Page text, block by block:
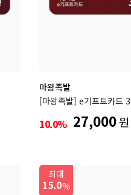
마왕족발
[마왕족발] e기프트카드
10.0% 27,000원
최대
15.0%